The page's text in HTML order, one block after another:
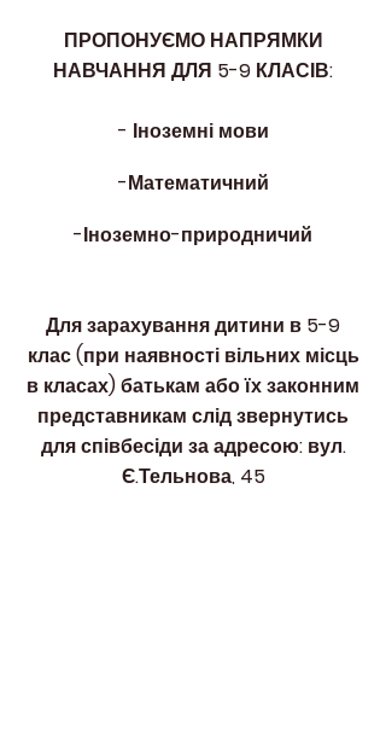
ПРОПОНУЄМО НАПРЯМКИ
НАВЧАННЯ ДЛЯ 5-9 КЛАСІВ:
- Іноземні мови
-Математичний
-Іноземно-природничий
Для зарахування дитини в 5-9
клас (при наявності вільних місць
в класах)батькам або їх законним
представникам слід звернутись
для співбесіди за адресою: вул.
Є.Тельнова, 45